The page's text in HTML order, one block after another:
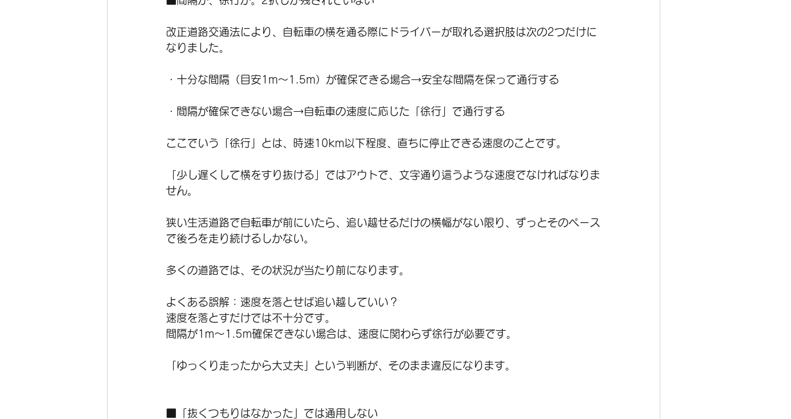
改正道路交通法により、自転車の横を通る際にドライバーが取れる選択肢は次の2つだけに
なりました。
・十分な間隔（目安1m〜1.5m）が確保できる場合→安全な間隔を保って通行する
・間隔が確保できない場合→自転車の速度に応じた「徐行」で通行する
ここでいう「徐行」とは、時速10km以下程度、直ちに停止できる速度のことです。
「少し遅くして横をすり抜ける」ではアウトで、文字通り這うような速度でなければなりま
せん。
狭い生活道路で自転車が前にいたら、追い越せるだけの横幅がない限り、ずっとそのペース
で後ろを走り続けるしかない。
多くの道路では、その状況が当たり前になります。
よくある誤解：速度を落とせば追い越していい？
速度を落とすだけでは不十分です。
間隔が1m〜1.5m確保できない場合は、速度に関わらず徐行が必要です。
「ゆっくり走ったから大丈夫」という判断が、そのまま違反になります。
■「抜くつもりはなかった」では通用しない